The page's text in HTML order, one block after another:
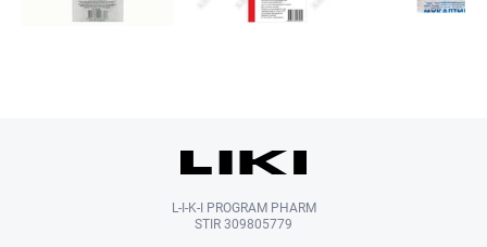
L-I-K-I PROGRAM PHARM
STIR 309805779